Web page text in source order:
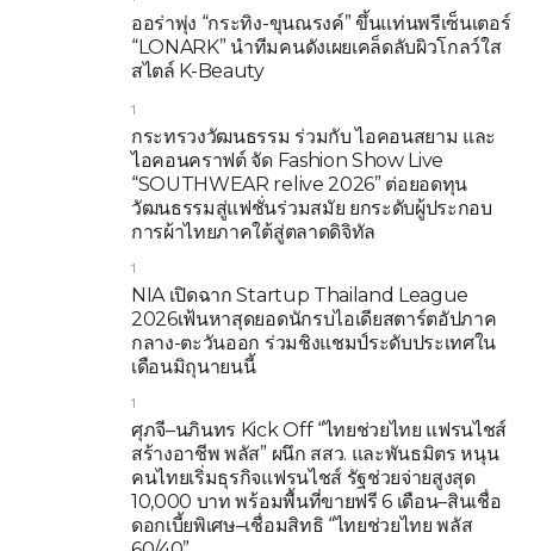
ออร่าพุ่ง “กระทิง-ขุนณรงค์” ขึ้นแท่นพรีเซ็นเตอร์
“LONARK” นำทีมคนดังเผยเคล็ดลับผิวโกลว์ใส
สไตล์ K-Beauty
1
กระทรวงวัฒนธรรม ร่วมกับ ไอคอนสยาม และ
ไอคอนคราฟต์ จัด Fashion Show Live
“SOUTHWEAR relive 2026” ต่อยอดทุน
วัฒนธรรมสู่แฟชั่นร่วมสมัย ยกระดับผู้ประกอบ
การผ้าไทยภาคใต้สู่ตลาดดิจิทัล
1
NIA เปิดฉาก Startup Thailand League
2026เฟ้นหาสุดยอดนักรบไอเดียสตาร์ตอัปภาค
กลาง-ตะวันออก ร่วมชิงแชมป์ระดับประเทศใน
เดือนมิถุนายนนี้
1
ศุภจี–นภินทร Kick Off “ไทยช่วยไทย แฟรนไชส์
สร้างอาชีพ พลัส” ผนึก สสว. และพันธมิตร หนุน
คนไทยเริ่มธุรกิจแฟรนไชส์ รัฐช่วยจ่ายสูงสุด
10,000 บาท พร้อมพื้นที่ขายฟรี 6 เดือน–สินเชื่อ
ดอกเบี้ยพิเศษ–เชื่อมสิทธิ “ไทยช่วยไทย พลัส